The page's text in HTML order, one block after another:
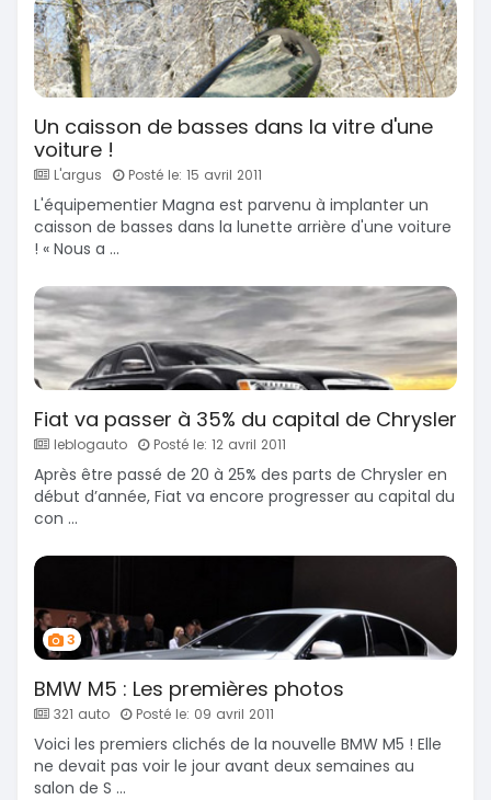
Un caisson de basses dans la vitre d'une
voiture !
L'argus Posté le: 15 avril 2011
L'équipementier Magna est parvenu à implanter un
caisson de basses dans la lunette arrière d'une voiture
! « Nous a ...
Fiat va passer à 35% du capital de Chrysler
leblogauto Posté le: 12 avril 2011
Après être passé de 20 à 25% des parts de Chrysler en
début d’année, Fiat va encore progresser au capital du
con ...
3
BMW M5 : Les premières photos
321 auto Posté le: 09 avril 2011
Voici les premiers clichés de la nouvelle BMW M5 ! Elle
ne devait pas voir le jour avant deux semaines au
salon de S ...